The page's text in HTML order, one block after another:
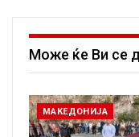
Може ќе Ви се
МАКЕДОНИЈА